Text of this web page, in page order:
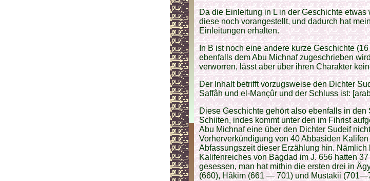
Da die Einleitung in L in der Geschichte etwas
diese noch vorangestellt, und dadurch hat
Einleitungen erhalten.
In В ist noch eine andere kurze Geschichte
ebenfalls dem Abu Michnaf zugeschrieben
verworren, lässt aber über ihren Charakter
Der Inhalt betrifft vorzugsweise den Dichter
Saffâh und el-Mançûr und der Schluss ist:
Diese Geschichte gehört also ebenfalls in
Schiiten, indes kommt unter den im Fihrist
Abu Michnaf eine über den Dichter Sudeif
Vorherverkündigung von 40 Abbasiden
Abfassungszeit dieser Erzählung hin. Nämlich
Kalifenreiches von Bagdad im J. 656 hatten
gesessen, man hat mithin die ersten drei in
(660), Hâkim (661 — 701) und Mustakii